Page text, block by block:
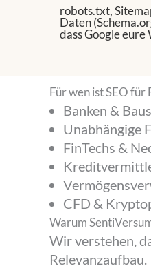
robots.txt,
Daten
dass Google
Für wen ist SEO
Banken &
Unabhängige
FinTechs &
CFD &
Warum
Wir verstehen,
Relevanzaufbau.